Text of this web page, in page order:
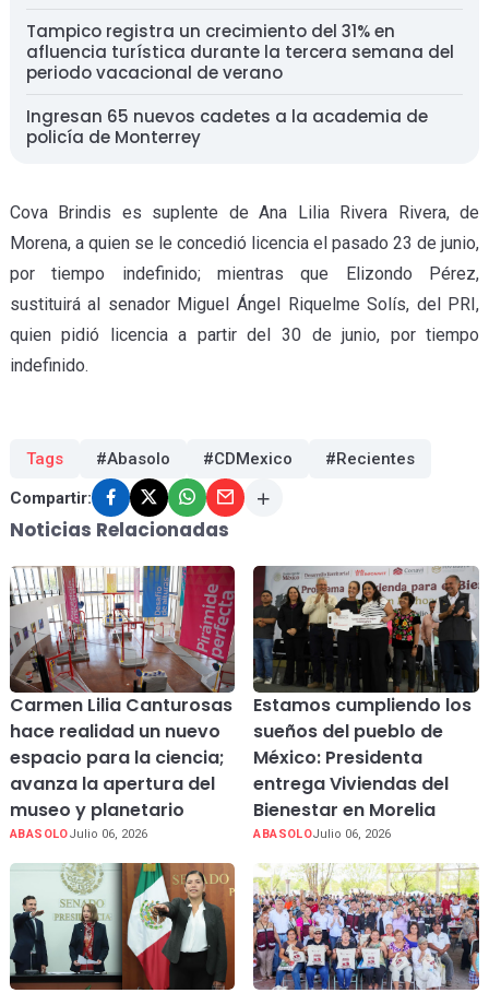
Tampico registra un crecimiento del 31% en
afluencia turística durante la tercera semana del
periodo vacacional de verano
Ingresan 65 nuevos cadetes a la academia de
policía de Monterrey
Cova Brindis es suplente de Ana Lilia Rivera Rivera, de
Morena, a quien se le concedió licencia el pasado 23 de junio,
por tiempo indefinido; mientras que Elizondo Pérez,
sustituirá al senador Miguel Ángel Riquelme Solís, del PRI,
quien pidió licencia a partir del 30 de junio, por tiempo
indefinido.
Tags #Abasolo #CDMexico #Recientes
Compartir:
Noticias Relacionadas
Carmen Lilia Canturosas
hace realidad un nuevo
espacio para la ciencia;
avanza la apertura del
museo y planetario
ABASOLOJulio 06, 2026
Estamos cumpliendo los
sueños del pueblo de
México: Presidenta
entrega Viviendas del
Bienestar en Morelia
ABASOLOJulio 06, 2026